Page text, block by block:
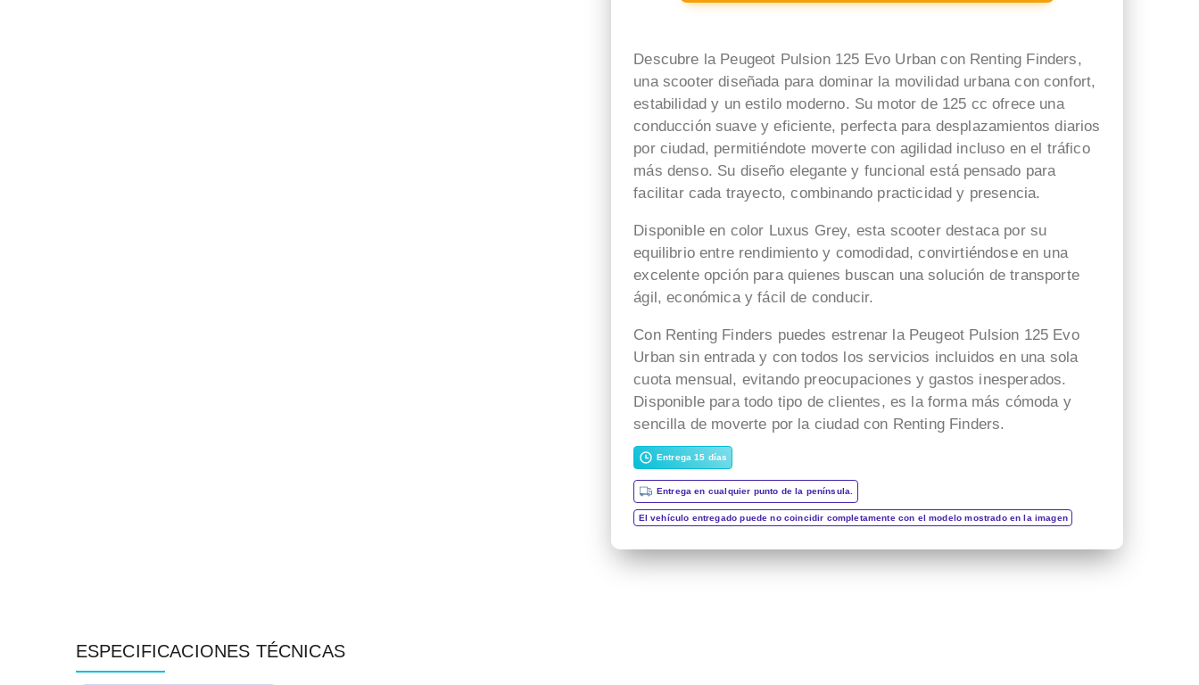
Descubre la Peugeot Pulsion 125 Evo Urban con Renting Finders,
una scooter diseñada para dominar la movilidad urbana con confort,
estabilidad y un estilo moderno. Su motor de 125 cc ofrece una
conducción suave y eficiente, perfecta para desplazamientos diarios
por ciudad, permitiéndote moverte con agilidad incluso en el tráfico
más denso. Su diseño elegante y funcional está pensado para
facilitar cada trayecto, combinando practicidad y presencia.
Disponible en color Luxus Grey, esta scooter destaca por su
equilibrio entre rendimiento y comodidad, convirtiéndose en una
excelente opción para quienes buscan una solución de transporte
ágil, económica y fácil de conducir.
Con Renting Finders puedes estrenar la Peugeot Pulsion 125 Evo
Urban sin entrada y con todos los servicios incluidos en una sola
cuota mensual, evitando preocupaciones y gastos inesperados.
Disponible para todo tipo de clientes, es la forma más cómoda y
sencilla de moverte por la ciudad con Renting Finders.
Entrega 15 días
Entrega en cualquier punto de la península.
El vehículo entregado puede no coincidir completamente con el modelo mostrado en la imagen
ESPECIFICACIONES TÉCNICAS